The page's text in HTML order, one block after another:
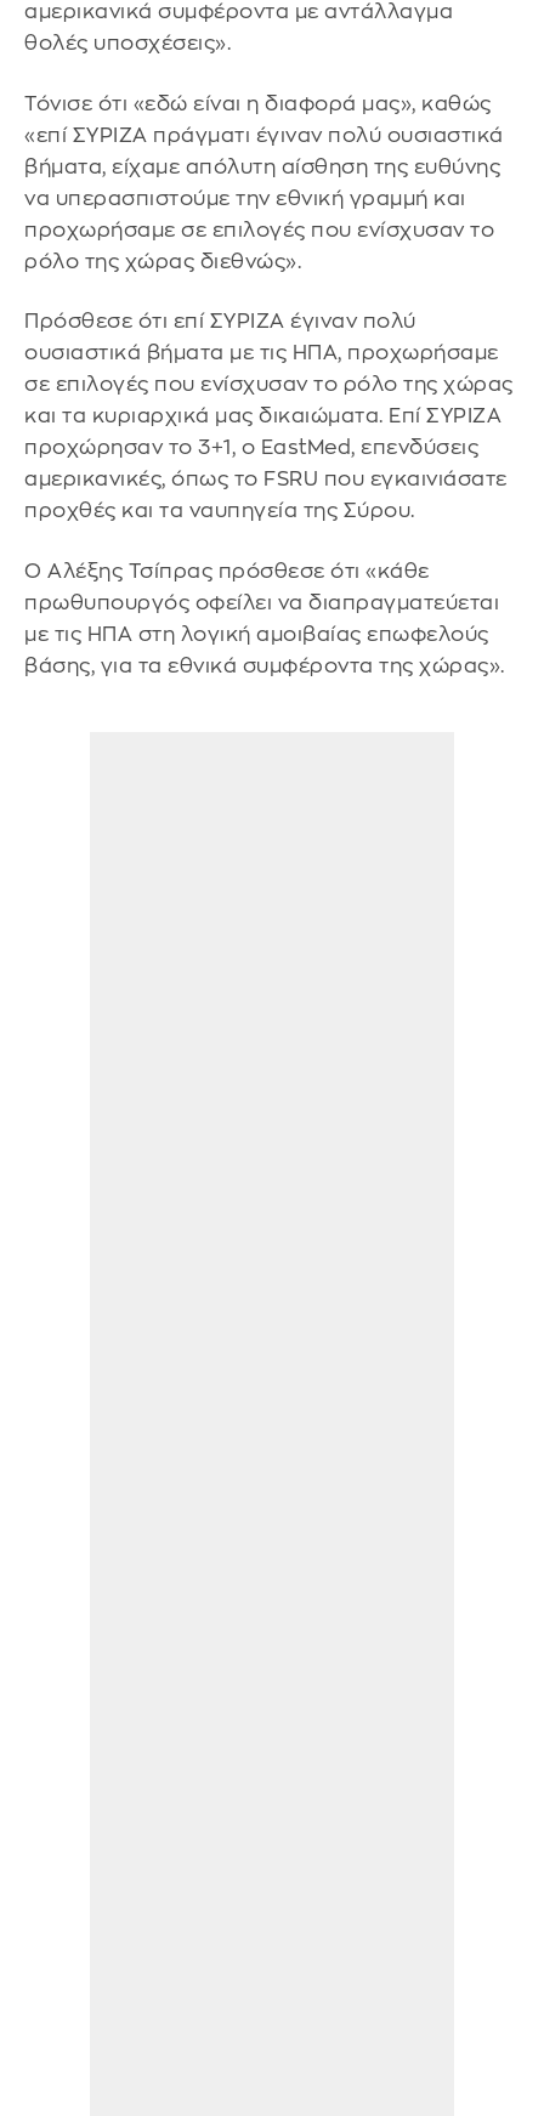
αμερικανικά συμφέροντα με αντάλλαγμα
θολές υποσχέσεις».
Τόνισε ότι «εδώ είναι η διαφορά μας», καθώς
«επί ΣΥΡΙΖΑ πράγματι έγιναν πολύ ουσιαστικά
βήματα, είχαμε απόλυτη αίσθηση της ευθύνης
να υπερασπιστούμε την εθνική γραμμή και
προχωρήσαμε σε επιλογές που ενίσχυσαν το
ρόλο της χώρας διεθνώς».
Πρόσθεσε ότι επί ΣΥΡΙΖΑ έγιναν πολύ
ουσιαστικά βήματα με τις ΗΠΑ, προχωρήσαμε
σε επιλογές που ενίσχυσαν το ρόλο της χώρας
και τα κυριαρχικά μας δικαιώματα. Επί ΣΥΡΙΖΑ
προχώρησαν το 3+1, ο EastMed, επενδύσεις
αμερικανικές, όπως το FSRU που εγκαινιάσατε
προχθές και τα ναυπηγεία της Σύρου.
Ο Αλέξης Τσίπρας πρόσθεσε ότι «κάθε
πρωθυπουργός οφείλει να διαπραγματεύεται
με τις ΗΠΑ στη λογική αμοιβαίας επωφελούς
βάσης, για τα εθνικά συμφέροντα της χώρας».